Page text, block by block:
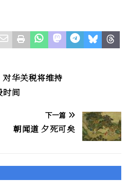
对华关税将维持
时间
下一篇
朝闻道 夕死可矣